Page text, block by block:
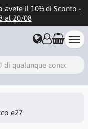
avete il 10% di Sconto -
al 20/08
e27